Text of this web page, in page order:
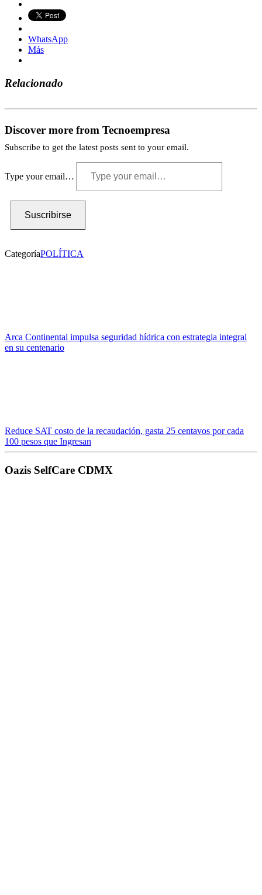
WhatsApp
Más
Relacionado
Discover more from Tecnoempresa
Subscribe to get the latest posts sent to your email.
Type your email…
Suscribirse
CategoríaPOLÍTICA
Arca Continental impulsa seguridad hídrica con estrategia integral
en su centenario
Reduce SAT costo de la recaudación, gasta 25 centavos por cada
100 pesos que Ingresan
Oazis SelfCare CDMX